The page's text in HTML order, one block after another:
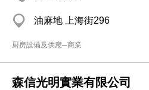
油麻地 上海街296
厨房設備及供應─商業
森信光明實業有限公司